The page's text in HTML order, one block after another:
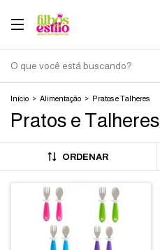
Início > Alimentação > Pratos e Talheres
Pratos e Talheres
ORDENAR